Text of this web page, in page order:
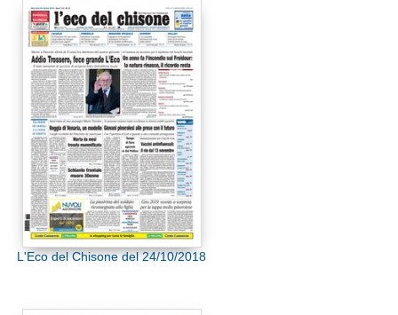
L'Eco del Chisone del 24/10/2018